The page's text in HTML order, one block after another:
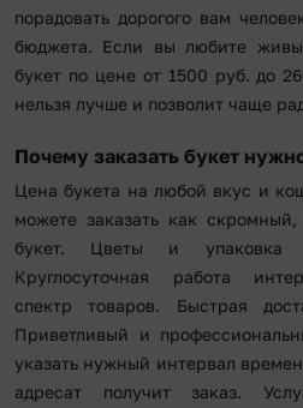
порадовать дорогого вам
бюджета. Если вы любите
букет по цене от 1500 руб. до
нельзя лучше и позволит чаще
Почему заказать букет
Цена букета на любой вкус и
можете заказать как
букет. Цветы и упаковка
Круглосуточная работа
спектр товаров. Быстрая
Приветливый и
указать нужный интервал
адресат получит заказ.